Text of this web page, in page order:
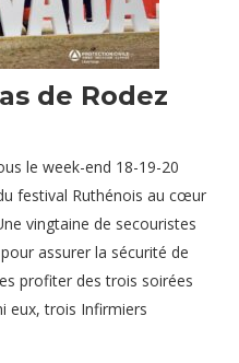
de Rodez
le week-end 18-19-20
festival Ruthénois au cœur
vingtaine de secouristes
assurer la sécurité de
profiter des trois soirées
eux, trois Infirmiers